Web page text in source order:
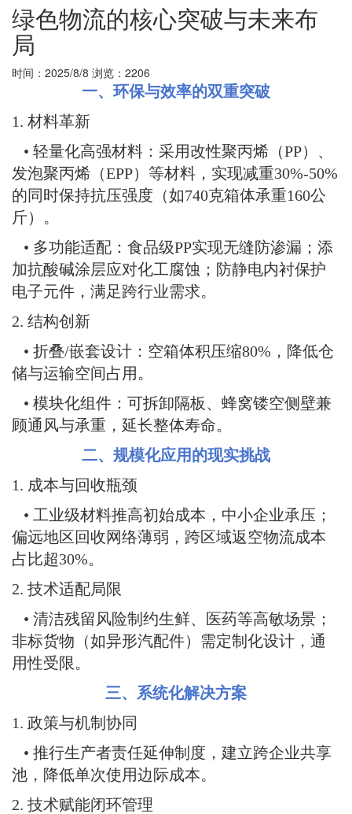
绿色物流的核心突破与未来布
局
时间：2025/8/8 浏览：2206
一、环保与效率的双重突破
1. 材料革新
• 轻量化高强材料：采用改性聚丙烯（PP）、
发泡聚丙烯（EPP）等材料，实现减重30%-50%
的同时保持抗压强度（如740克箱体承重160公
斤）。
• 多功能适配：食品级PP实现无缝防渗漏；添
加抗酸碱涂层应对化工腐蚀；防静电内衬保护
电子元件，满足跨行业需求。
2. 结构创新
• 折叠/嵌套设计：空箱体积压缩80%，降低仓
储与运输空间占用。
• 模块化组件：可拆卸隔板、蜂窝镂空侧壁兼
顾通风与承重，延长整体寿命。
二、规模化应用的现实挑战
1. 成本与回收瓶颈
• 工业级材料推高初始成本，中小企业承压；
偏远地区回收网络薄弱，跨区域返空物流成本
占比超30%。
2. 技术适配局限
• 清洁残留风险制约生鲜、医药等高敏场景；
非标货物（如异形汽配件）需定制化设计，通
用性受限。
三、系统化解决方案
1. 政策与机制协同
• 推行生产者责任延伸制度，建立跨企业共享
池，降低单次使用边际成本。
2. 技术赋能闭环管理